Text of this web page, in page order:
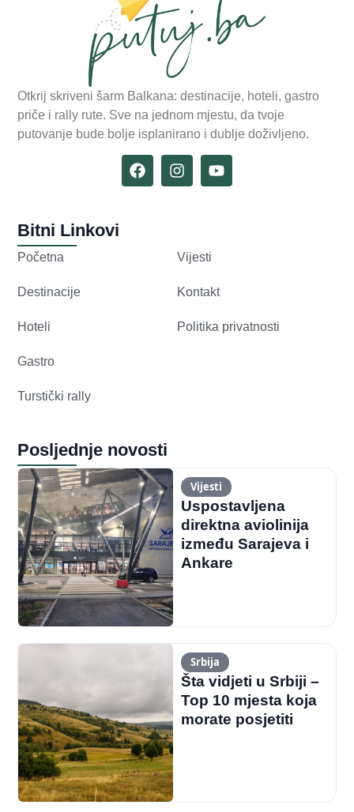
Otkrij skriveni šarm Balkana: destinacije, hoteli, gastro
priče i rally rute. Sve na jednom mjestu, da tvoje
putovanje bude bolje isplanirano i dublje doživljeno.
Bitni Linkovi
Početna
Destinacije
Hoteli
Gastro
Turstički rally
Vijesti
Kontakt
Politika privatnosti
Posljednje novosti
Vijesti
Uspostavljena
direktna aviolinija
između Sarajeva i
Ankare
Srbija
Šta vidjeti u Srbiji –
Top 10 mjesta koja
morate posjetiti